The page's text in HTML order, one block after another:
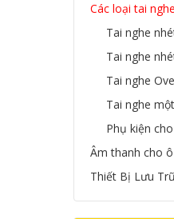
Các loại tai nghe
Tai nghe
Tai nghe
Tai nghe
Tai nghe
Phụ kiện
Âm thanh cho
Thiết Bị Lưu